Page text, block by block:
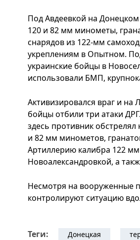
Под Авдеевкой на
120 и 82 мм минометы,
снарядов из 122-мм
укреплениям в Опытном.
украинские бойцы в
использовали БМП,
Активизировался враг и
бойцы отбили три атаки
здесь противник
и 82 мм минометов,
Артиллерию калибра 122
Новоалександровкой, а
Несмотря на вооруженные
контролируют ситуацию
Теги: Донецкая